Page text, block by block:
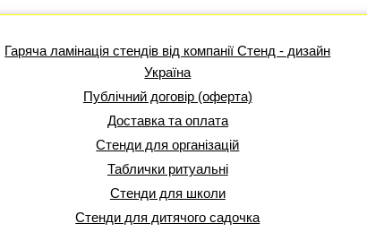
Гаряча ламінація стендів від компанії Стенд - дизайн
Україна
Публічний договір (оферта)
Доставка та оплата
Стенди для організацій
Таблички ритуальні
Стенди для школи
Стенди для дитячого садочка